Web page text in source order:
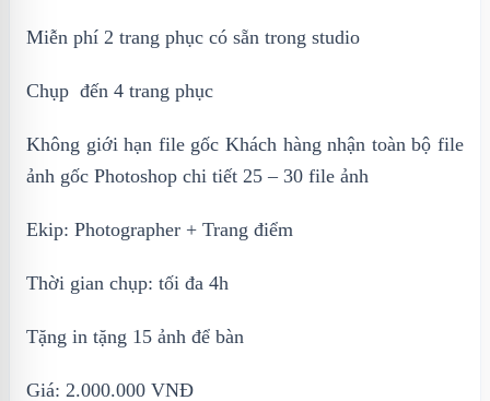
Miễn phí 2 trang phục có sẵn trong studio
Chụp đến 4 trang phục
Không giới hạn file gốc Khách hàng nhận toàn bộ file
ảnh gốc Photoshop chi tiết 25 – 30 file ảnh
Ekip: Photographer + Trang điểm
Thời gian chụp: tối đa 4h
Tặng in tặng 15 ảnh để bàn
Giá: 2.000.000 VNĐ